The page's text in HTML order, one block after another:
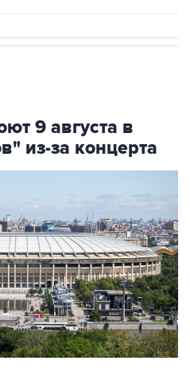
9 августа в
из-за концерта